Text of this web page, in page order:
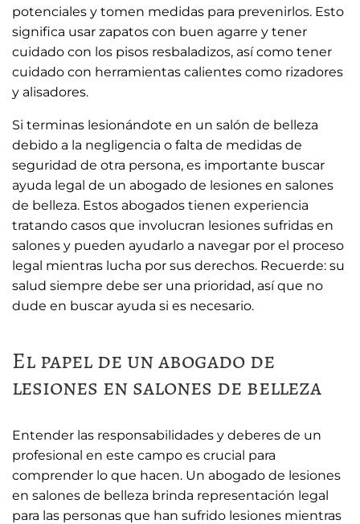
potenciales y tomen medidas para prevenirlos. Esto
significa usar zapatos con buen agarre y tener
cuidado con los pisos resbaladizos, así como tener
cuidado con herramientas calientes como rizadores
y alisadores.
Si terminas lesionándote en un salón de belleza
debido a la negligencia o falta de medidas de
seguridad de otra persona, es importante buscar
ayuda legal de un abogado de lesiones en salones
de belleza. Estos abogados tienen experiencia
tratando casos que involucran lesiones sufridas en
salones y pueden ayudarlo a navegar por el proceso
legal mientras lucha por sus derechos. Recuerde: su
salud siempre debe ser una prioridad, así que no
dude en buscar ayuda si es necesario.
El papel de un abogado de
lesiones en salones de belleza
Entender las responsabilidades y deberes de un
profesional en este campo es crucial para
comprender lo que hacen. Un abogado de lesiones
en salones de belleza brinda representación legal
para las personas que han sufrido lesiones mientras